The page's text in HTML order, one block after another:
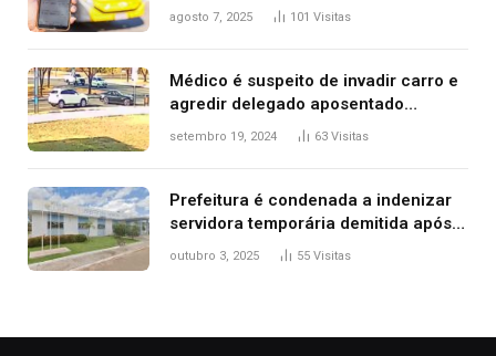
transporte público de Palmas; confira
agosto 7, 2025 101 Visitas
Médico é suspeito de invadir carro e
agredir delegado aposentado
durante confusão no trânsito
setembro 19, 2024 63 Visitas
Prefeitura é condenada a indenizar
servidora temporária demitida após
nascimento da filha
outubro 3, 2025 55 Visitas